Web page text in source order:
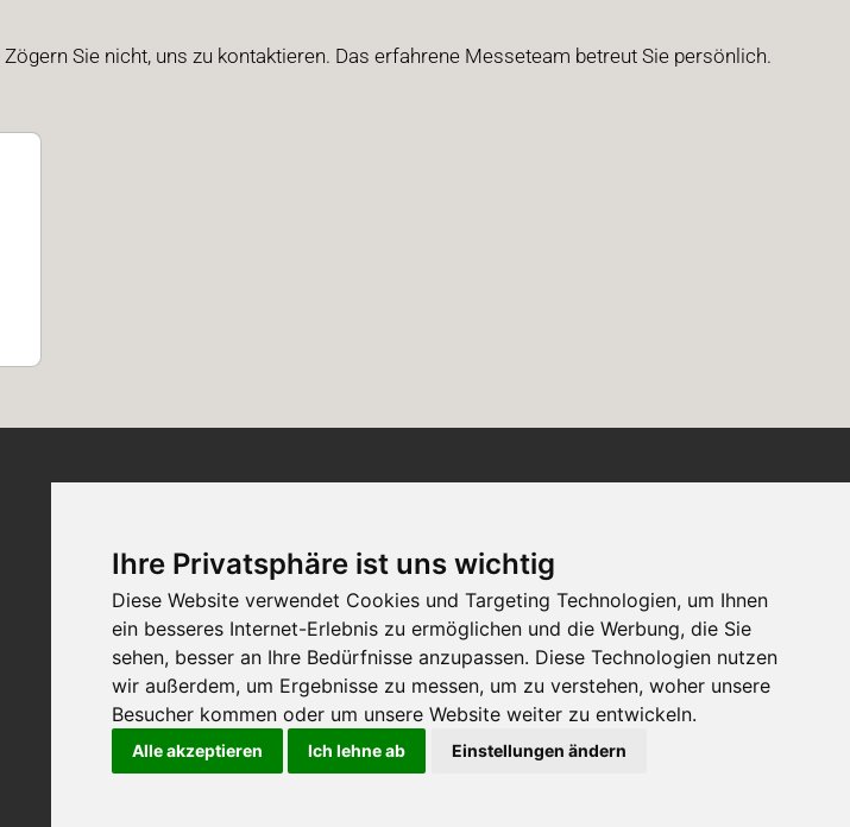
Ihre Privatsphäre ist uns wichtig
Diese Website verwendet Cookies und Targeting Technologien, um Ihnen
ein besseres Internet-Erlebnis zu ermöglichen und die Werbung, die Sie
sehen, besser an Ihre Bedürfnisse anzupassen. Diese Technologien nutzen
wir außerdem, um Ergebnisse zu messen, um zu verstehen, woher unsere
Besucher kommen oder um unsere Website weiter zu entwickeln.
Alle akzeptieren Ich lehne ab Einstellungen ändern
Zögern Sie nicht, uns zu kontaktieren. Das erfahrene Messeteam betreut Sie persönlich.
Kontakt
Newsletter-Anmeldung
Folgen Sie der Suisse
Tier